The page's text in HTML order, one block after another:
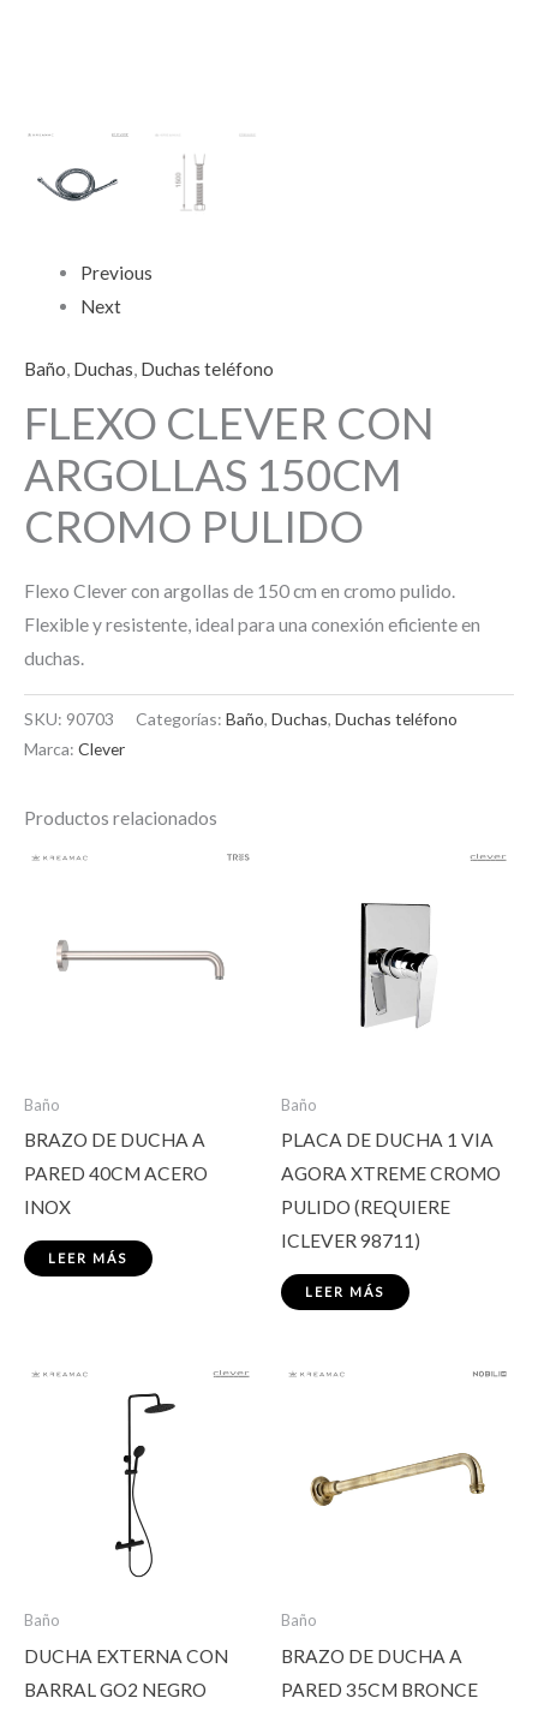
Previous
Next
Baño, Duchas, Duchas teléfono
FLEXO CLEVER CON
ARGOLLAS 150CM
CROMO PULIDO
Flexo Clever con argollas de 150 cm en cromo pulido.
Flexible y resistente, ideal para una conexión eficiente en
duchas.
SKU: 90703 Categorías: Baño, Duchas, Duchas teléfono
Marca: Clever
Productos relacionados
Baño
BRAZO DE DUCHA A
PARED 40CM ACERO
INOX
LEER MÁS
Baño
PLACA DE DUCHA 1 VIA
AGORA XTREME CROMO
PULIDO (REQUIERE
ICLEVER 98711)
LEER MÁS
Baño
DUCHA EXTERNA CON
BARRAL GO2 NEGRO
Baño
BRAZO DE DUCHA A
PARED 35CM BRONCE